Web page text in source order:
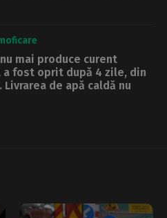
nu mai produce curent
a fost oprit după 4 zile, din
Livrarea de apă caldă nu